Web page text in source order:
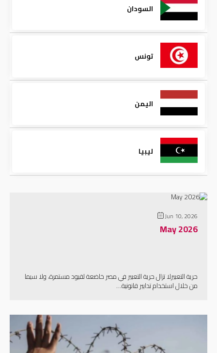
السودان
تونس
اليمن
ليبيا
Jun 10, 2026
May 2026
حرية التعبيرلا تزال حرية التعبير في مصر خاضعة لقيود مستمرة، ولا سيما
من خلال استخدام تدابير قانونية…